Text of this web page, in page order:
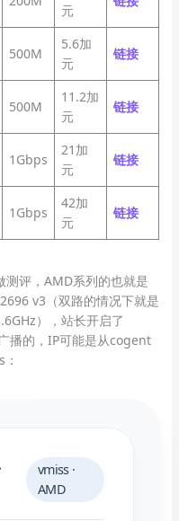
元
500M
5.6加
元
链接
500M
11.2加
元
链接
1Gbps
21加
元
链接
1Gbps
42加
元
链接
测评，AMD系列的也就是
v3（双路的情况下就是
），站长开启了
播的，IP可能是从cogent
vmiss ·
AMD